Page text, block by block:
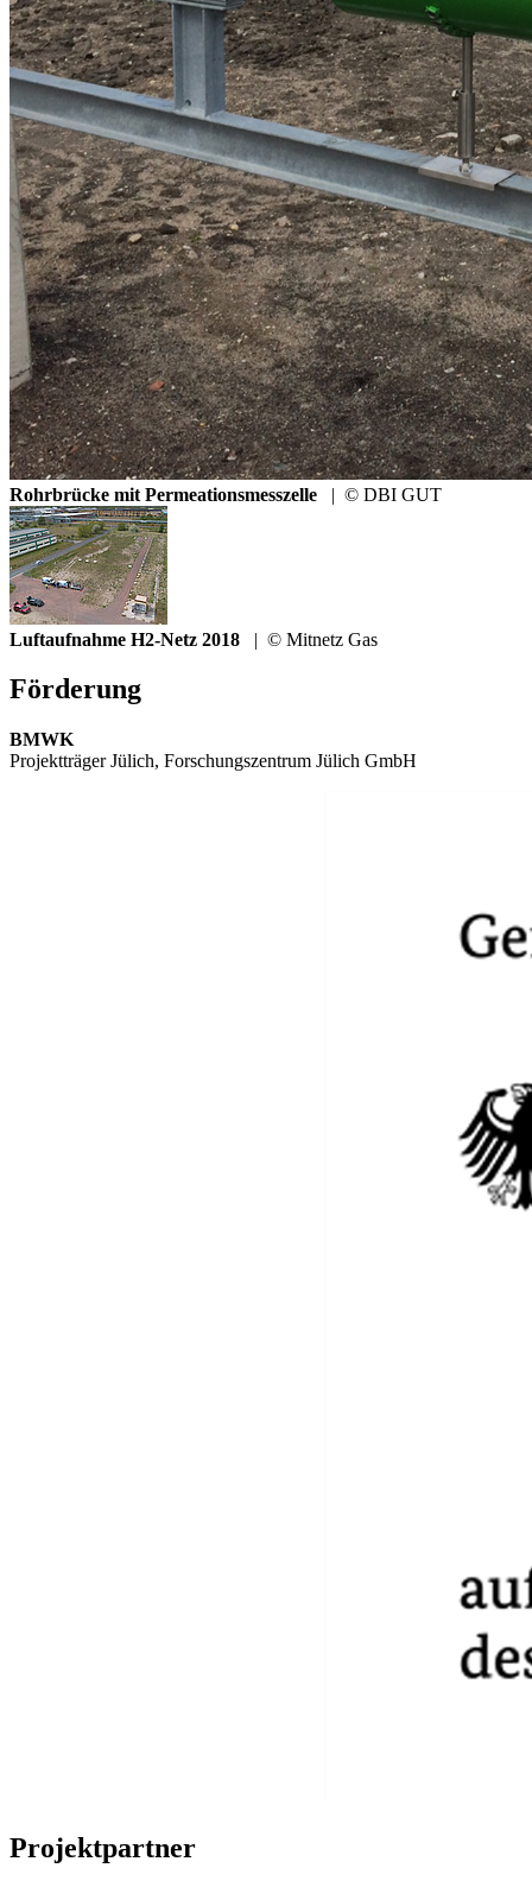
Rohrbrücke mit Permeationsmesszelle | © DBI GUT
Luftaufnahme H2-Netz 2018 | © Mitnetz Gas
Förderung
BMWK
Projektträger Jülich, Forschungszentrum Jülich GmbH
Projektpartner